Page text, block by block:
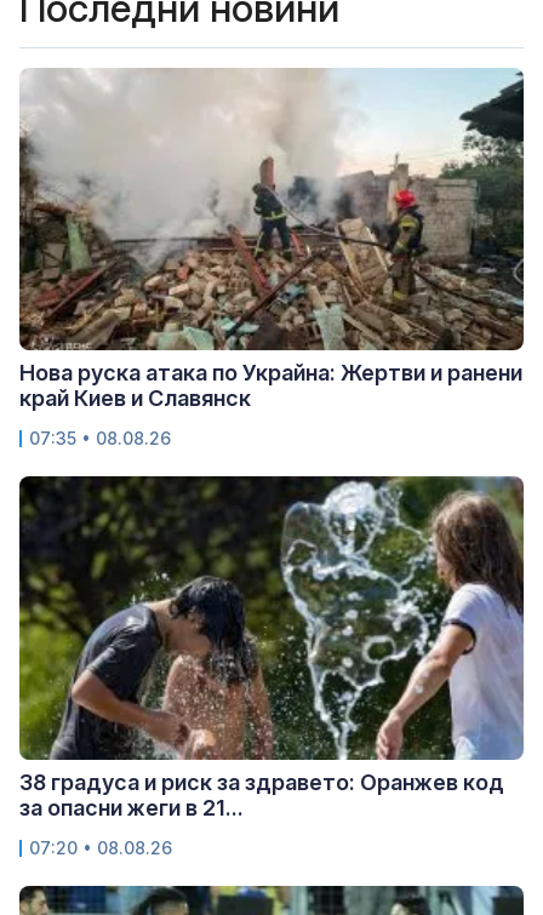
Нова руска атака по Украйна: Жертви и ранени
край Киев и Славянск
07:35 • 08.08.26
38 градуса и риск за здравето: Оранжев код
за опасни жеги в 21...
07:20 • 08.08.26